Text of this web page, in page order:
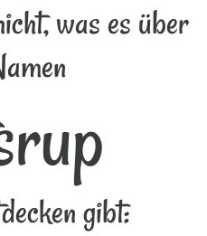
was es über
gibt: